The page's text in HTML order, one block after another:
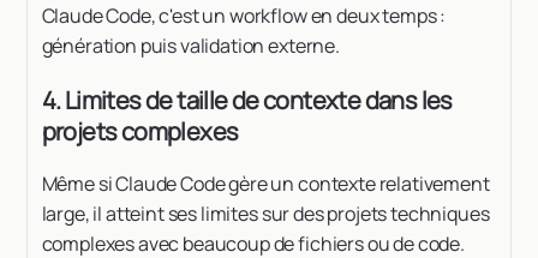
Claude Code, c'est un workflow en deux temps :
génération puis validation externe.
4. Limites de taille de contexte dans les
projets complexes
Même si Claude Code gère un contexte relativement
large, il atteint ses limites sur des projets techniques
complexes avec beaucoup de fichiers ou de code.